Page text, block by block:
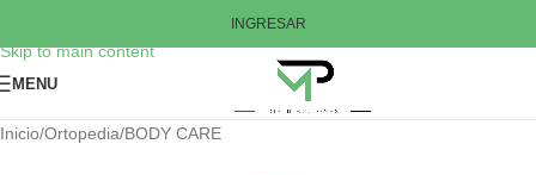
Skip to main content
INGRESAR
MENU
Inicio/Ortopedia/BODY CARE